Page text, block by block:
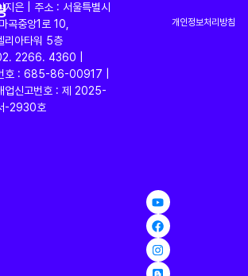
지은 | 주소 : 서울특별시
곡중앙1로 10,
리아타워 5층
2266. 4360 |
호 : 685-86-00917 |
업신고번호 : 제 2025-
-2930호
개인정보처리방침